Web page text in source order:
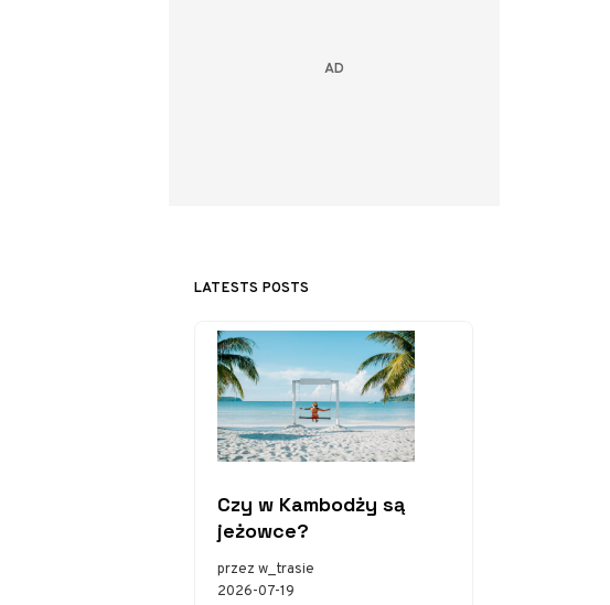
LATESTS POSTS
Czy w Kambodży są
jeżowce?
przez w_trasie
2026-07-19